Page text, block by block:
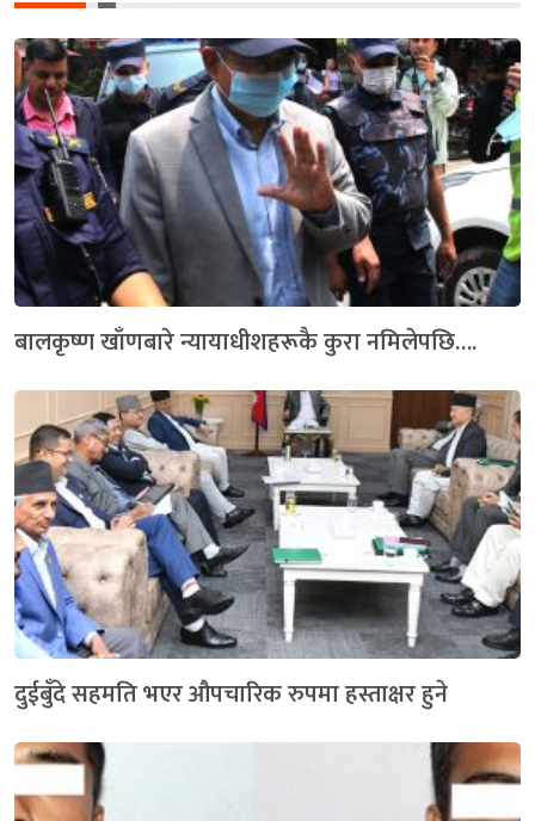
बालकृष्ण खाँणबारे न्यायाधीशहरूकै कुरा नमिलेपछि….
दुईबुँदे सहमति भएर औपचारिक रुपमा हस्ताक्षर हुने